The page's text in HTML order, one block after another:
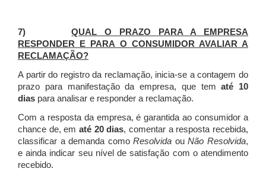
7)QUAL O PRAZO PARA A EMPRESA
RESPONDER E PARA O CONSUMIDOR AVALIAR A
RECLAMAÇÃO?
A partir do registro da reclamação, inicia-se a contagem do
prazo para manifestação da empresa, que tematé 10
dias para analisar e responder a reclamação.
Com a resposta da empresa, é garantida ao consumidor a
chance de, em até 20 dias, comentar a resposta recebida,
classificar a demanda comoResolvida ouNão Resolvida,
e ainda indicar seu nível de satisfação com o atendimento
recebido.